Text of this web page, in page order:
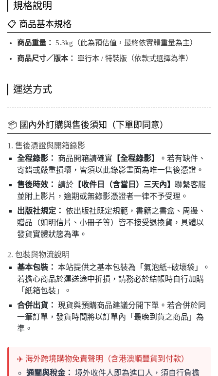
規格說明
📋 商品基本規格
商品重量：
5.3kg（此為預估值，最終依實體重量為主）
商品尺寸／版本：
單行本 / 特裝版（依款式選擇為準）
運送方式
📦 國內外訂購與售後須知（下單即同意）
1. 售後憑證與開箱錄影
全程錄影：
商品開箱請確實 【全程錄影】
。若有缺件、
寄錯或嚴重損壞，皆須以此錄影畫面為唯一售後憑證。
售後時效： 請於 【收件日（含當日）三天內】 聯繫客服
並附上影片，逾期或無錄影憑證者一律不予受理。
出版社規定： 依出版社既定規範，書籍之書盒、周邊、
贈品（如明信片、小冊子等）皆不接受退換貨，具體以
發貨實體狀態為準。
2. 包裝與物流說明
基本包裝： 本站提供之基本包裝為「氣泡紙+破壞袋」。
若擔心商品於運送途中折損，請務必於結帳時自行加購
「紙箱包裝」。
合併出貨： 現貨與預購商品建議分開下單。若合併於同
一筆訂單，發貨時間將以訂單內「最晚到貨之商品」為
準。
✈️ 海外跨境購物免責聲明（含港澳順豐貨到付款）
通關與稅金： 境外收件人即為進口人，須自行負擔